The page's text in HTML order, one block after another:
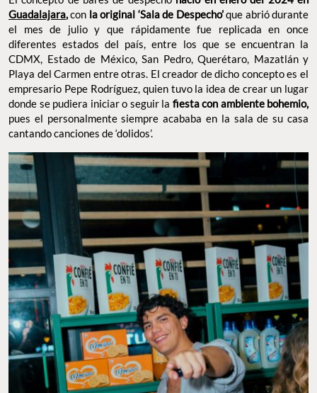
CDMX, Estado de México, San Pedro, Querétaro, Mazatlán y
Playa del Carmen entre otras. El creador de dicho concepto es el
empresario Pepe Rodríguez, quien tuvo la idea de crear un lugar
donde se pudiera iniciar o seguir lafiesta con ambiente
bohemio,pues el personalmente siempre acababa en la sala de
su casa cantando canciones de ‘dolidos’.